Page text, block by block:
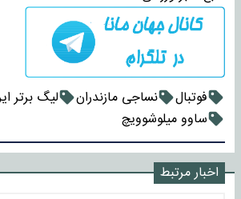
فوتبال نساجی مازندران
لیگ برتر
ساوو میلوشوویچ
اخبار مرتبط